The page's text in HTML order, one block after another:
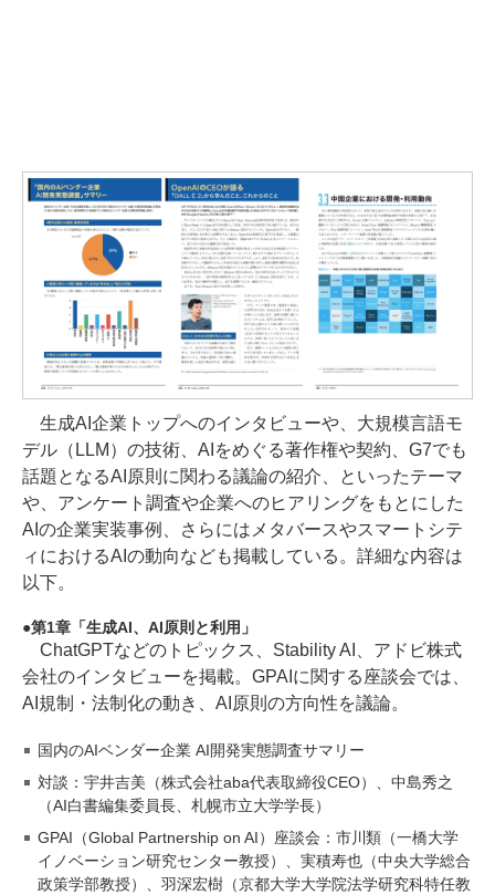
生成AI企業トップへのインタビューや、大規模言語モ
デル（LLM）の技術、AIをめぐる著作権や契約、G7でも
話題となるAI原則に関わる議論の紹介、といったテーマ
や、アンケート調査や企業へのヒアリングをもとにした
AIの企業実装事例、さらにはメタバースやスマートシテ
ィにおけるAIの動向なども掲載している。詳細な内容は
以下。
第1章「生成AI、AI原則と利用」
ChatGPTなどのトピックス、Stability AI、アドビ株式
会社のインタビューを掲載。GPAIに関する座談会では、
AI規制・法制化の動き、AI原則の方向性を議論。
国内のAIベンダー企業 AI開発実態調査サマリー
対談：宇井吉美（株式会社aba代表取締役CEO）、中島秀之
（AI白書編集委員長、札幌市立大学学長）
GPAI（Global Partnership on AI）座談会：市川類（一橋大学
イノベーション研究センター教授）、実積寿也（中央大学総合
政策学部教授）、羽深宏樹（京都大学大学院法学研究科特任教